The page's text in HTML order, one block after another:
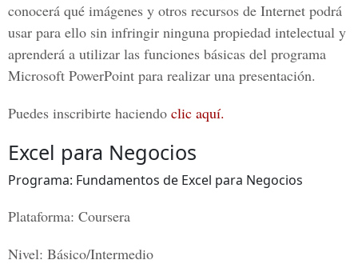
conocerá qué imágenes y otros recursos de Internet podrá
usar para ello sin infringir ninguna propiedad intelectual y
aprenderá a utilizar las funciones básicas del programa
Microsoft PowerPoint para realizar una presentación.
Puedes inscribirte haciendo clic aquí.
Excel para Negocios
Programa: Fundamentos de Excel para Negocios
Plataforma: Coursera
Nivel: Básico/Intermedio